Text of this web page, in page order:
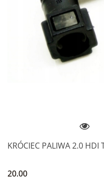
KRÓCIEC PALIWA 2.0 HDI
20.00